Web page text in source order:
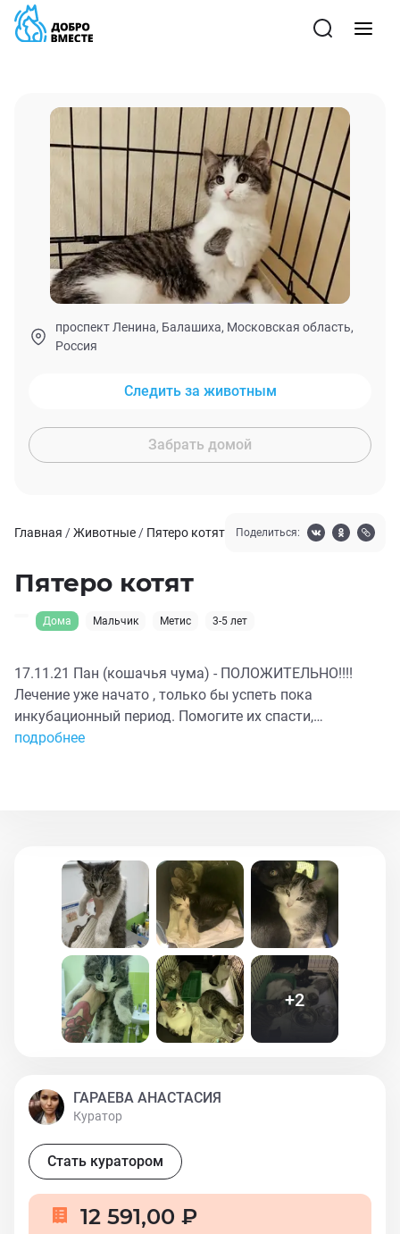
проспект Ленина, Балашиха, Московская область,
Россия
Следить за животным
Забрать домой
Главная /Животные / Пятеро котят Поделиться:
Пятеро котят
Дома Мальчик Метис 3-5 лет
17.11.21 Пан (кошачья чума) - ПОЛОЖИТЕЛЬНО!!!!
Лечение уже начато , только бы успеть пока
инкубационный период. Помогите их спасти,
пожалуйста!!! Перевезла их в инфекционный
конечно же) и воспалены лимфоузлы - от
переохлаждения. Будем надеяться, что они успели не
сильно простыть. Ждём результаты анализов. Очень
нужна помощь на оплату их спасения, только
стационар сейчас 2 тыс / сутки , корм на 5х, пелёнки 3-
4 штуки/сутки, анализы.
подробнее
+2
ГАРАЕВА АНАСТАСИЯ
Куратор
Стать куратором
12 591,00 ₽